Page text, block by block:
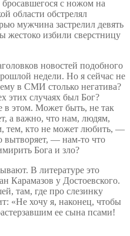
с ножом на
области обстрелял
мужчина застрелил девять
жестоко избили сверстницу
новостей подобного
недели. Но я сейчас не
в СМИ столько негатива?
этих случаях был Бог?
в этом. Может быть, не так
а важно, что нам, людям,
тем, кто не может любить, —
вытворяет, — нам-то что
Бога и зло?
В литературе это
Карамазов у Достоевского.
там, где про слезинку
«Не хочу я, наконец, чтобы
ее сына псами!